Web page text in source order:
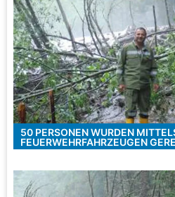
50 PERSONEN WURDEN
FEUERWEHRFAHRZEUGEN